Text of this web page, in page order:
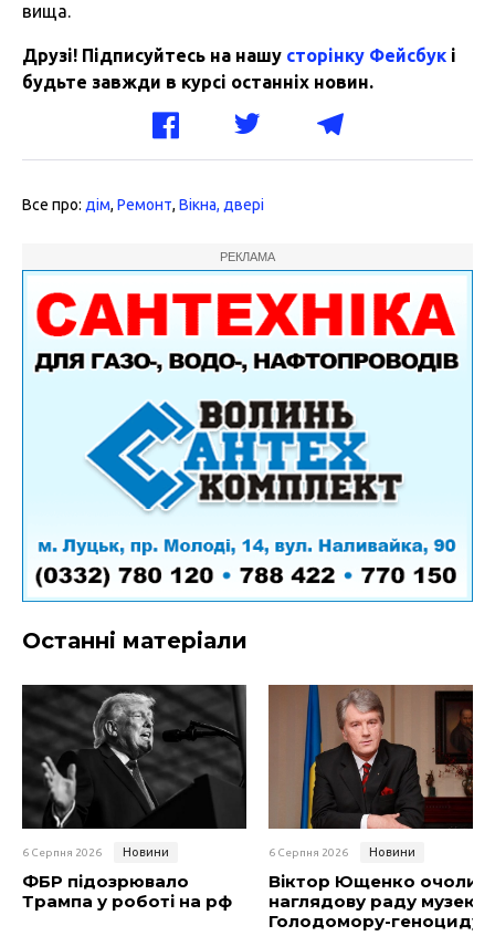
вища.
Друзі! Підписуйтесь на нашу сторінку Фейсбук і
будьте завжди в курсі останніх новин.
Все про: дім, Ремонт, Вікна, двері
РЕКЛАМА
Останні матеріали
6 Серпня 2026 Новини
ФБР підозрювало
Трампа у роботі на рф
6 Серпня 2026 Новини
Віктор Ющенко очолив
наглядову раду музею
Голодомору-геноциду